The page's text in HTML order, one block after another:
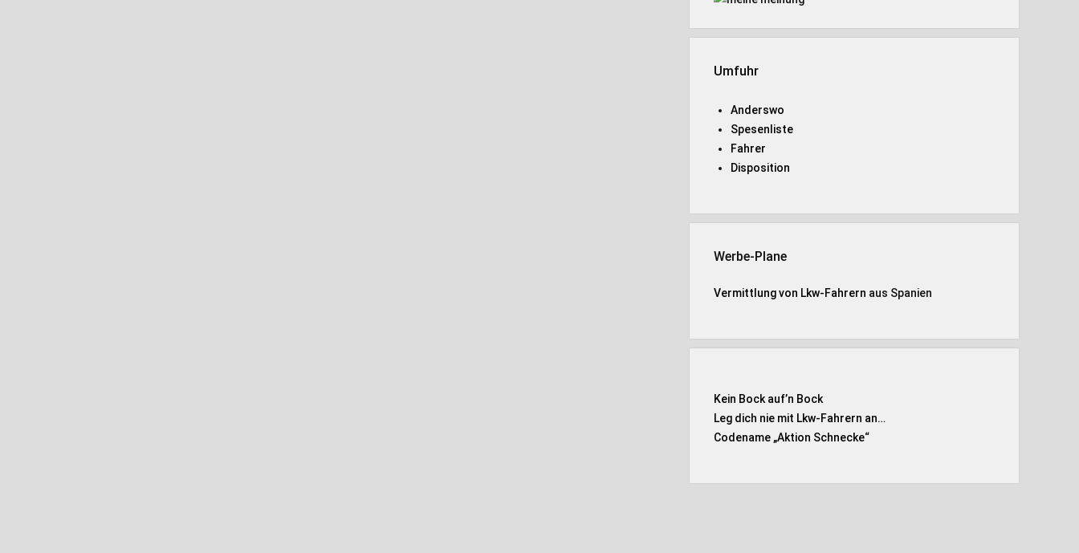
Umfuhr
Anderswo
Spesenliste
Fahrer
Disposition
Werbe-Plane
Vermittlung von Lkw-Fahrern aus Spanien
Kein Bock auf’n Bock
Leg dich nie mit Lkw-Fahrern an…
Codename „Aktion Schnecke“